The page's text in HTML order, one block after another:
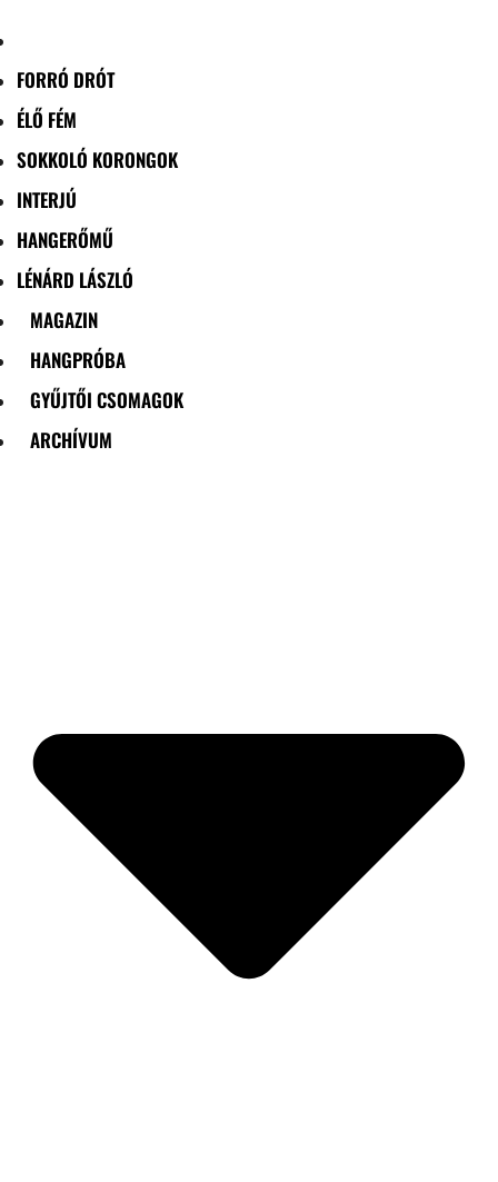
FORRÓ DRÓT
ÉLŐ FÉM
SOKKOLÓ KORONGOK
INTERJÚ
HANGERŐMŰ
LÉNÁRD LÁSZLÓ
MAGAZIN
HANGPRÓBA
GYŰJTŐI CSOMAGOK
ARCHÍVUM